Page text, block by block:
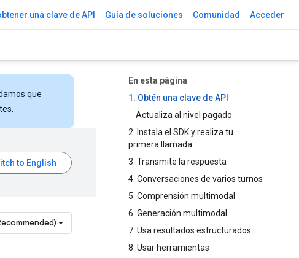
una clave de API Guía de soluciones Comunidad Acceder
En esta página
1. Obtén una clave de API
Actualiza al nivel pagado
2. Instala el SDK y realiza tu
primera llamada
3. Transmite la respuesta
4. Conversaciones de varios turnos
5. Comprensión multimodal
6. Generación multimodal
7. Usa resultados estructurados
8. Usar herramientas
que